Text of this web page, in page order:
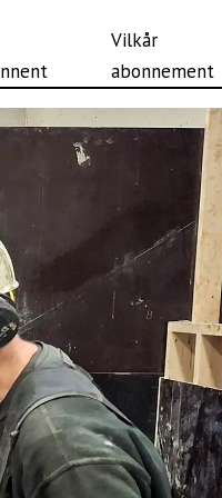
Vilkår
abonnement